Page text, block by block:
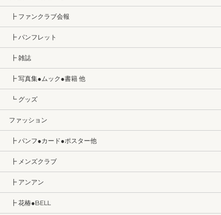
┣ ファンクラブ会報
┣ パンフレット
┣ 雑誌
┣ 写真集●ムック●書籍 他
┗ グッズ
ファッション
┣ パンフ●カード●ポスター他
┣ メンズクラブ
┣ アンアン
┣ 花椿●BELL